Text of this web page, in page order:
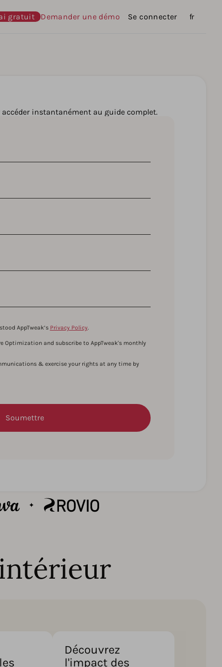
gratuit Demander une démo Se connecter Langues
fr
instantanément au guide complet.
AppTweak’s Privacy Policy.
Optimization and subscribe to AppTweak's monthly
& exercise your rights at any time by
Découvrez
l'impact des